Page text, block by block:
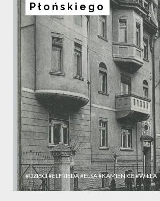
Płońskiego
#DZIECI#ELFRIEDA#ELSA#KAMIENICE#WILLA